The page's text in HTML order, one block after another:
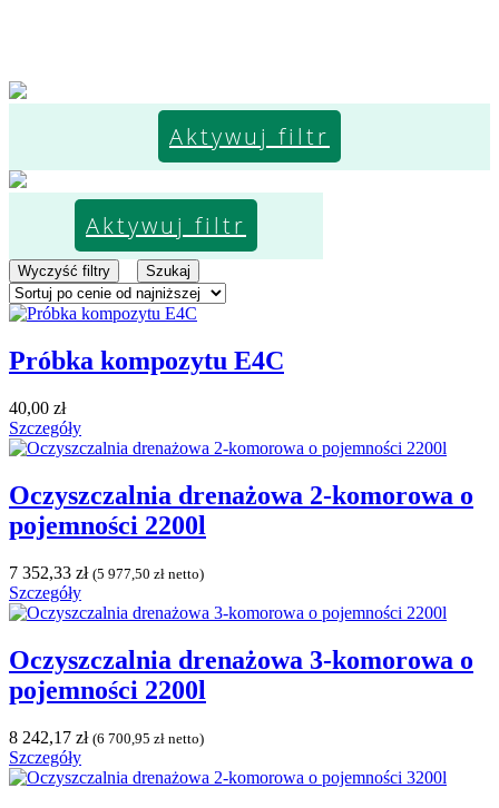
Aktywuj filtr
Aktywuj filtr
Wyczyść filtry Szukaj
Próbka kompozytu E4C
40,00 zł
Szczegóły
Oczyszczalnia drenażowa 2-komorowa o
pojemności 2200l
7 352,33 zł (5 977,50 zł netto)
Szczegóły
Oczyszczalnia drenażowa 3-komorowa o
pojemności 2200l
8 242,17 zł (6 700,95 zł netto)
Szczegóły